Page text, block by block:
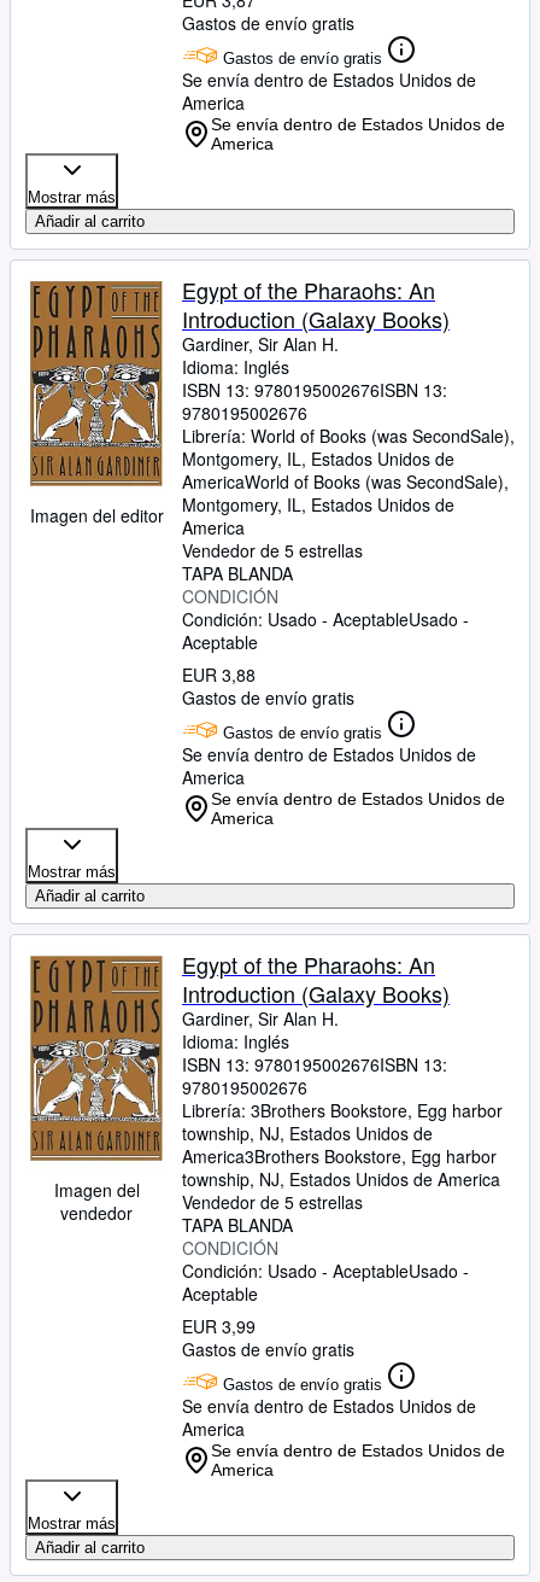
Gastos de envío gratis
Gastos de envío gratis
Se envía dentro de Estados Unidos de
America
Se envía dentro de Estados Unidos de
America
Mostrar más
Añadir al carrito
Imagen del editor
Egypt of the Pharaohs: An
Introduction (Galaxy Books)
Gardiner, Sir Alan H.
Idioma: Inglés
ISBN 13: 9780195002676ISBN 13:
9780195002676
Librería: World of Books (was SecondSale),
Montgomery, IL, Estados Unidos de
AmericaWorld of Books (was SecondSale),
Montgomery, IL, Estados Unidos de
America
Vendedor de 5 estrellas
TAPA BLANDA
CONDICIÓN
Condición: Usado - AceptableUsado -
Aceptable
EUR 3,88
Gastos de envío gratis
Gastos de envío gratis
Se envía dentro de Estados Unidos de
America
Se envía dentro de Estados Unidos de
America
Mostrar más
Añadir al carrito
Imagen del
vendedor
Egypt of the Pharaohs: An
Introduction (Galaxy Books)
Gardiner, Sir Alan H.
Idioma: Inglés
ISBN 13: 9780195002676ISBN 13:
9780195002676
Librería: 3Brothers Bookstore, Egg harbor
township, NJ, Estados Unidos de
America3Brothers Bookstore, Egg harbor
township, NJ, Estados Unidos de America
Vendedor de 5 estrellas
TAPA BLANDA
CONDICIÓN
Condición: Usado - AceptableUsado -
Aceptable
EUR 3,99
Gastos de envío gratis
Gastos de envío gratis
Se envía dentro de Estados Unidos de
America
Se envía dentro de Estados Unidos de
America
Mostrar más
Añadir al carrito